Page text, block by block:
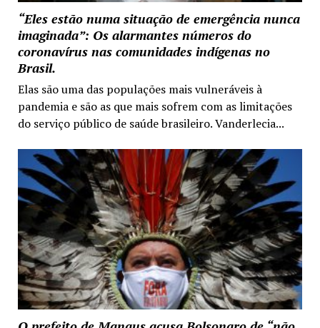
“Eles estão numa situação de emergência nunca
imaginada”: Os alarmantes números do
coronavírus nas comunidades indígenas no
Brasil.
Elas são uma das populações mais vulneráveis à
pandemia e são as que mais sofrem com as limitações
do serviço público de saúde brasileiro. Vanderlecia...